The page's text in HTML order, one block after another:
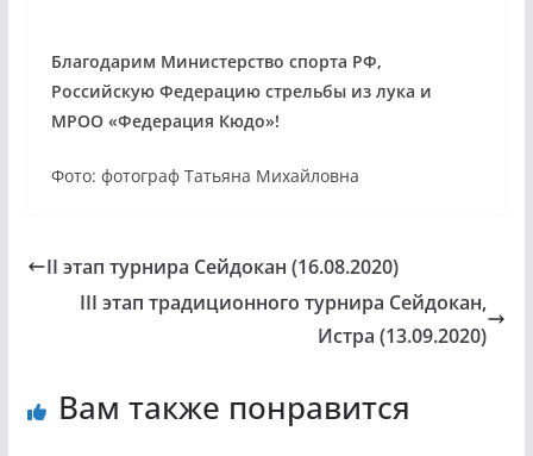
Благодарим Министерство спорта РФ,
Российскую Федерацию стрельбы из лука и
МРОО «Федерация Кюдо»!
Фото: фотограф Татьяна Михайловна
II этап турнира Сейдокан (16.08.2020)
III этап традиционного турнира Сейдокан,
Истра (13.09.2020)
Вам также понравится